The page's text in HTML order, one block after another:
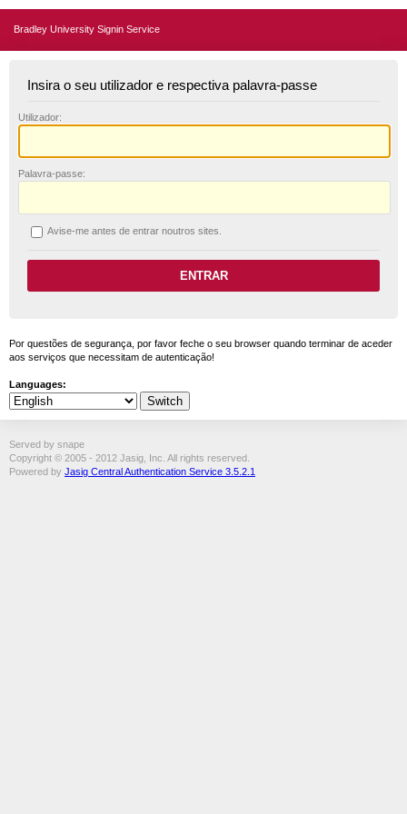
Bradley University Signin Service
Insira o seu utilizador e respectiva palavra-passe
Utilizador:
Palavra-passe:
Avise-me antes de entrar noutros sites.
Por questões de segurança, por favor feche o seu browser quando terminar de aceder
aos serviços que necessitam de autenticação!
Languages:
Served by snape
Copyright © 2005 - 2012 Jasig, Inc. All rights reserved.
Powered by Jasig Central Authentication Service 3.5.2.1